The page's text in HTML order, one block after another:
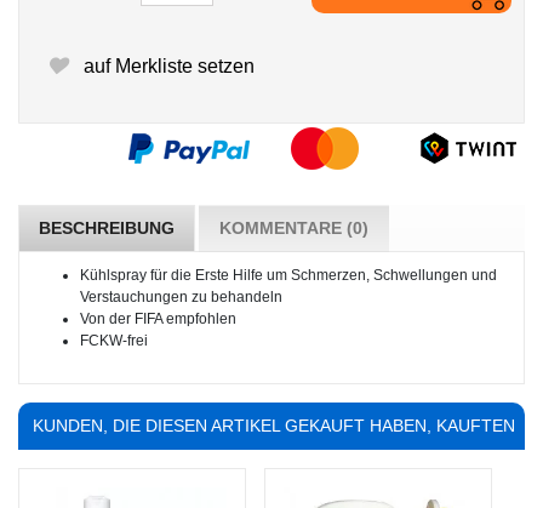
auf Merkliste setzen
BESCHREIBUNG KOMMENTARE (0)
Kühlspray für die Erste Hilfe um Schmerzen, Schwellungen und
Verstauchungen zu behandeln
Von der FIFA empfohlen
FCKW-frei
KUNDEN, DIE DIESEN ARTIKEL GEKAUFT HABEN, KAUFTEN